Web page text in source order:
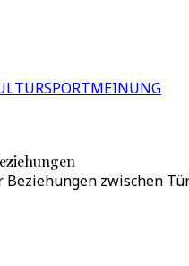
SPORTMEINUNG
zwischen